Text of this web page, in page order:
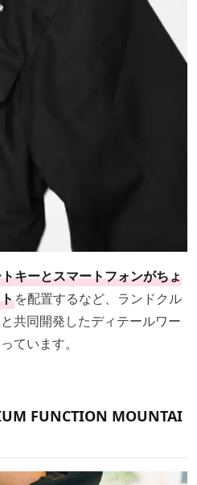
キーとスマートフォンがちょ
を配置するなど、ランドクル
共同開発したディテールワー
ています。
FUNCTION MOUNTAI